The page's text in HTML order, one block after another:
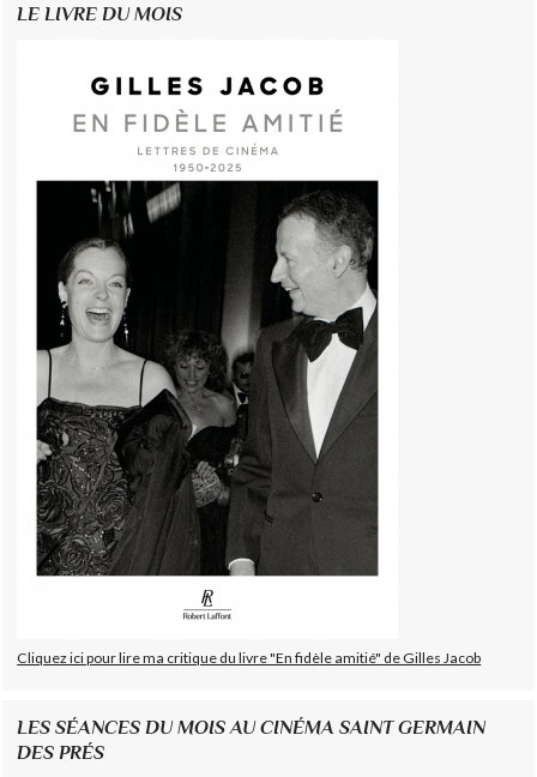
LE LIVRE DU MOIS
Cliquez ici pour lire ma critique du livre "En fidèle amitié" de Gilles Jacob
LES SÉANCES DU MOIS AU CINÉMA SAINT GERMAIN
DES PRÉS